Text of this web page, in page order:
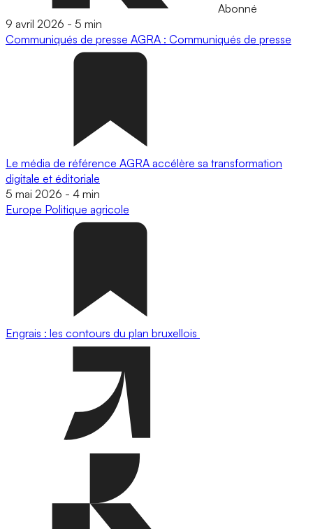
Abonné
9 avril 2026 - 5 min
Communiqués de presse AGRA : Communiqués de presse
Le média de référence AGRA accélère sa transformation
digitale et éditoriale
5 mai 2026 - 4 min
Europe Politique agricole
Engrais : les contours du plan bruxellois